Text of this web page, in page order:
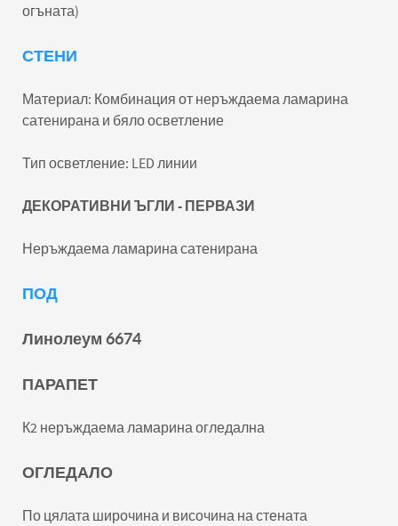
огъната)
СТЕНИ
Материал: Комбинация от неръждаема ламарина
сатенирана и бяло осветление
Тип осветление: LED линии
ДЕКОРАТИВНИ ЪГЛИ - ПЕРВАЗИ
Неръждаема ламарина сатенирана
ПОД
Линолеум 6674
ПАРАПЕТ
К2 неръждаема ламарина огледална
ОГЛЕДАЛО
По цялата широчина и височина на стената